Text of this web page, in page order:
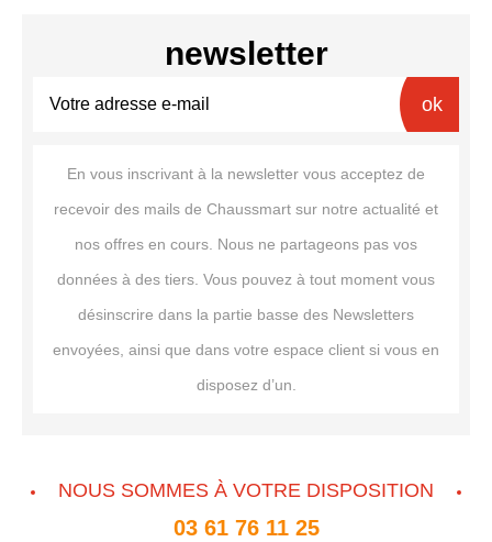
newsletter
ok
En vous inscrivant à la newsletter vous acceptez de
recevoir des mails de Chaussmart sur notre actualité et
nos offres en cours. Nous ne partageons pas vos
données à des tiers. Vous pouvez à tout moment vous
désinscrire dans la partie basse des Newsletters
envoyées, ainsi que dans votre espace client si vous en
disposez d’un.
NOUS SOMMES À VOTRE DISPOSITION
03 61 76 11 25